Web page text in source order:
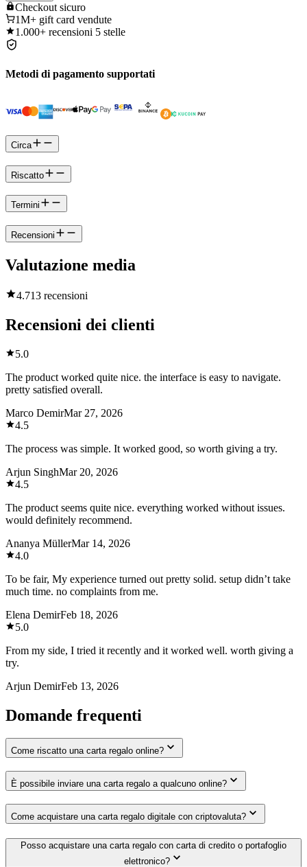
Checkout sicuro
1M+ gift card vendute
1.000+ recensioni 5 stelle
Metodi di pagamento supportati
Circa
Riscatto
Termini
Recensioni
Valutazione media
4.713 recensioni
Recensioni dei clienti
5.0
The product worked quite nice. the interface is easy to navigate.
pretty satisfied overall.
Marco DemirMar 27, 2026
4.5
The process was simple. It worked good, so worth giving a try.
Arjun SinghMar 20, 2026
4.5
The product seems quite nice. everything worked without issues.
would definitely recommend.
Ananya MüllerMar 14, 2026
4.0
To be fair, My experience turned out pretty solid. setup didn’t take
much time. no complaints from me.
Elena DemirFeb 18, 2026
5.0
From my side, I tried it recently and it worked well. worth giving a
try.
Arjun DemirFeb 13, 2026
Domande frequenti
Come riscatto una carta regalo online?
È possibile inviare una carta regalo a qualcuno online?
Come acquistare una carta regalo digitale con criptovaluta?
Posso acquistare una carta regalo con carta di credito o portafoglio
elettronico?